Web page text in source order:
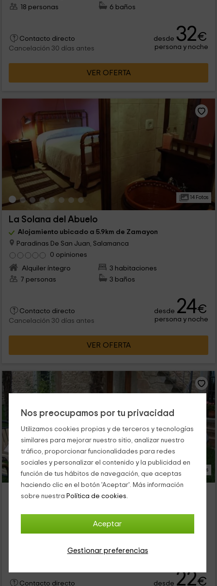
Nos preocupamos por tu privacidad
Utilizamos cookies propias y de terceros y tecnologías
similares para mejorar nuestro sitio, analizar nuestro
tráfico, proporcionar funcionalidades para redes
sociales y personalizar el contenido y la publicidad en
función de tus hábitos de navegación, que aceptas
haciendo clic en el botón 'Aceptar'. Más información
sobre nuestra Política de cookies.
Aceptar
Gestionar preferencias
18 personas
6 baños
Contacto directo
Cancelación 30 días antes
desde 32€
persona y noche
VER OFERTA
14 Fotos
La Solana del Abuelo
Alojamiento ubicado a 5.9km de Zamayon
Paradinas De San Juan, Salamanca
0 opiniones
Alquiler íntegro
3 habitaciones
7 personas
3 baños
Contacto directo
Cancelación 30 días antes
desde 24€
persona y noche
VER OFERTA
38 Fotos
Casa de la Molina
Santiz, Salamanca
5 baños
Contacto directo desde 22€